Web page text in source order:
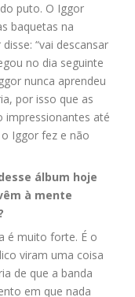
puto. O Iggor
baquetas na
“vai descansar
no dia seguinte
nunca aprendeu
por isso que as
impressionantes até
Iggor fez e não
álbum hoje
à mente
é muito forte. É o
viram uma coisa
de que a banda
em que nada